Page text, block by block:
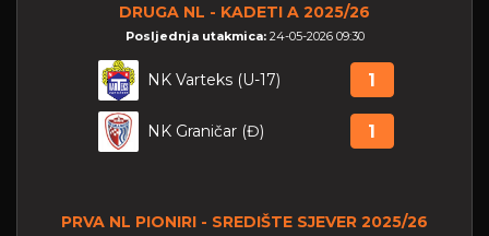
DRUGA NL - KADETI A 2025/26
Posljednja utakmica: 24-05-2026 09:30
NK Varteks (U-17) 1
NK Graničar (Đ) 1
PRVA NL PIONIRI - SREDIŠTE SJEVER 2025/26